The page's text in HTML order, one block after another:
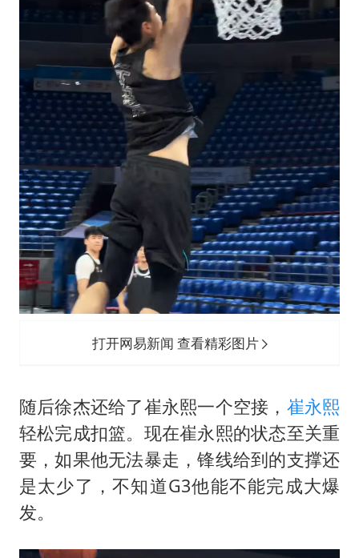
打开网易新闻 查看精彩图片
随后徐杰还给了崔永熙一个空接， 崔永熙
轻松完成扣篮。现在崔永熙的状态至关重
要，如果他无法暴走，锋线给到的支撑还
是太少了，不知道G3他能不能完成大爆
发。